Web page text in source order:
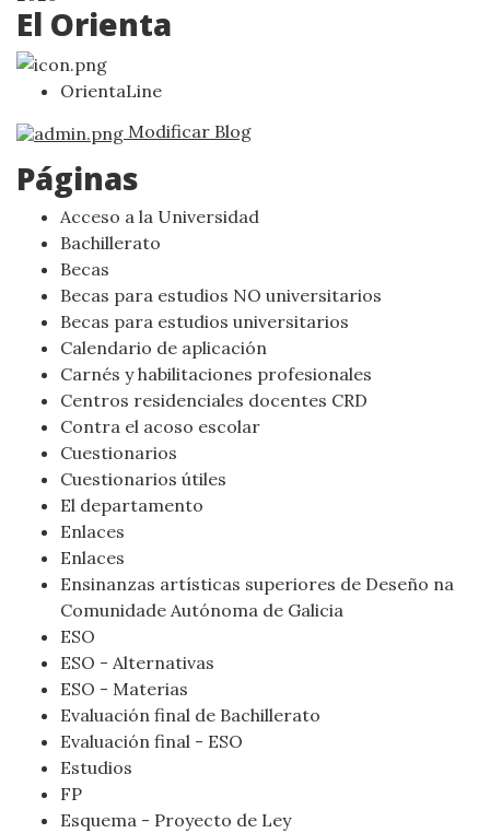
El Orienta
OrientaLine
Modificar Blog
Páginas
Acceso a la Universidad
Bachillerato
Becas
Becas para estudios NO universitarios
Becas para estudios universitarios
Calendario de aplicación
Carnés y habilitaciones profesionales
Centros residenciales docentes CRD
Contra el acoso escolar
Cuestionarios
Cuestionarios útiles
El departamento
Enlaces
Enlaces
Ensinanzas artísticas superiores de Deseño na
Comunidade Autónoma de Galicia
ESO
ESO - Alternativas
ESO - Materias
Evaluación final de Bachillerato
Evaluación final - ESO
Estudios
FP
Esquema - Proyecto de Ley